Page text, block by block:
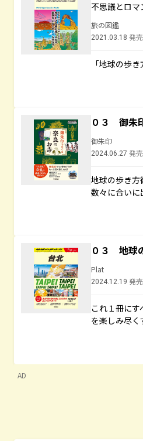
不思議とロ
旅の図鑑
2021.03.18 発売
「地球の歩
０３ 御朱
御朱印
2024.06.27 発売
地球の歩き方
数々に合いに
０３ 地球
Plat
2024.12.19 発売
これ１冊に
を楽しみ尽く
AD